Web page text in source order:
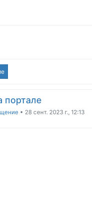
портале
• 28 сент. 2023 г., 12:13